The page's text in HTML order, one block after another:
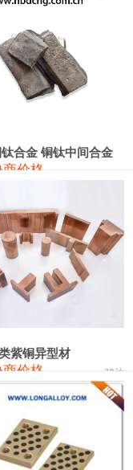
9,700
10,400
12,300 0
114,200 400
26,400 100
100
24,400
合金 铜钛中间合金
价格
紫铜异型材
价格 骏达